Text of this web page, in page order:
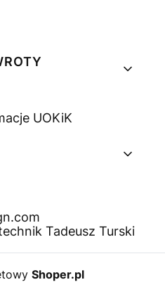
UOKiK
Tadeusz Turski
Shoper.pl
koszyku: 0. Zobacz